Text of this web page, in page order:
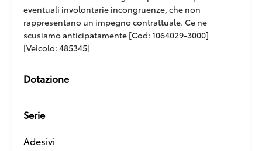
eventuali involontarie incongruenze, che non
rappresentano un impegno contrattuale. Ce ne
scusiamo anticipatamente [Cod: 1064029-3000]
[Veicolo: 485345]
Dotazione
Serie
Adesivi